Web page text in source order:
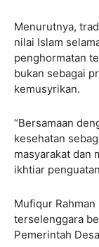
Menurutnya,
nilai Islam
penghormatan
bukan sebagai
kemusyrikan.
“Bersamaan
kesehatan
masyarakat dan
ikhtiar
Mufiqur
terselenggara
Pemerintah